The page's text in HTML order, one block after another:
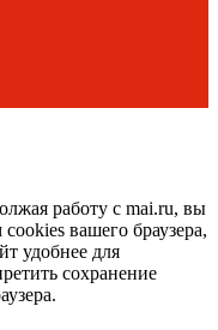
работу с mai.ru, вы
вашего браузера,
удобнее для
сохранение